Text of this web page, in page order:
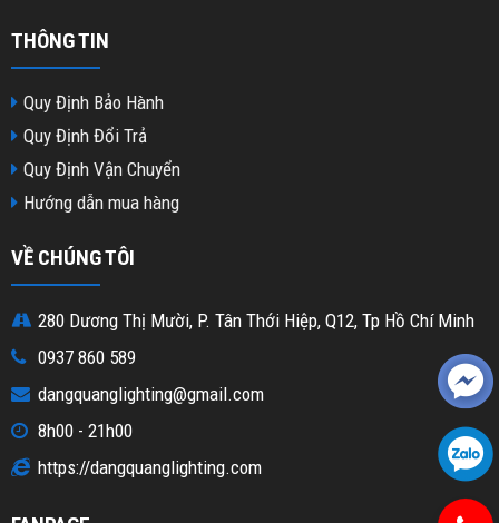
THÔNG TIN
Quy Định Bảo Hành
Quy Định Đổi Trả
Quy Định Vận Chuyển
Hướng dẫn mua hàng
VỀ CHÚNG TÔI
280 Dương Thị Mười, P. Tân Thới Hiệp, Q12, Tp Hồ Chí Minh
0937 860 589
dangquanglighting@gmail.com
8h00 - 21h00
https://dangquanglighting.com